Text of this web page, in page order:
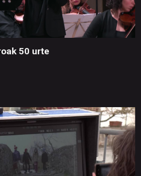
50 urte